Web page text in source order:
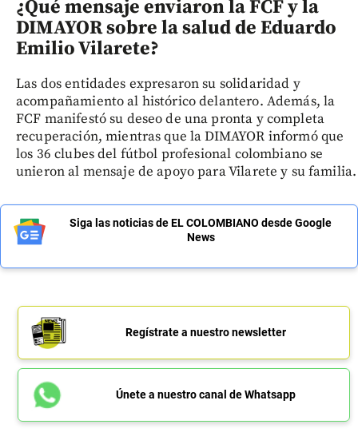
¿Qué mensaje enviaron la FCF y la
DIMAYOR sobre la salud de Eduardo
Emilio Vilarete?
Las dos entidades expresaron su solidaridad y
acompañamiento al histórico delantero. Además, la
FCF manifestó su deseo de una pronta y completa
recuperación, mientras que la DIMAYOR informó que
los 36 clubes del fútbol profesional colombiano se
unieron al mensaje de apoyo para Vilarete y su familia.
Siga las noticias de EL COLOMBIANO desde Google
News
Regístrate a nuestro newsletter
Únete a nuestro canal de Whatsapp